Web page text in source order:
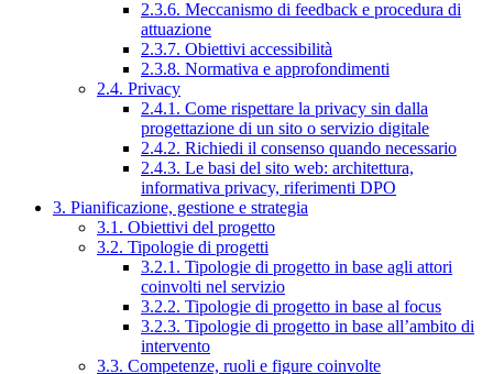
2.3.6. Meccanismo di feedback e procedura di
attuazione
2.3.7. Obiettivi accessibilità
2.3.8. Normativa e approfondimenti
2.4. Privacy
2.4.1. Come rispettare la privacy sin dalla
progettazione di un sito o servizio digitale
2.4.2. Richiedi il consenso quando necessario
2.4.3. Le basi del sito web: architettura,
informativa privacy, riferimenti DPO
3. Pianificazione, gestione e strategia
3.1. Obiettivi del progetto
3.2. Tipologie di progetti
3.2.1. Tipologie di progetto in base agli attori
coinvolti nel servizio
3.2.2. Tipologie di progetto in base al focus
3.2.3. Tipologie di progetto in base all’ambito di
intervento
3.3. Competenze, ruoli e figure coinvolte